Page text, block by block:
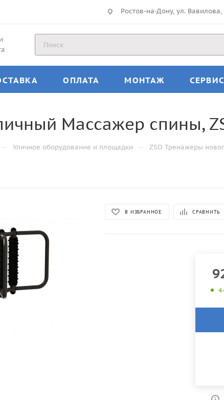
Ростов-на-Дону, ул. Вавилова,
ОПЛАТА МОНТАЖ СЕРВИС
Массажер спины,
— Уличное оборудование и площадки — ZSO Тренажеры
В ИЗБРАННОЕ СРАВНИТЬ